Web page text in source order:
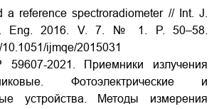
a reference spectroradiometer // Int. J.
Eng. 2016. V. 7. № 1. P. 50–58.
ijmqe/2015031
2021. Приемники излучения
Фотоэлектрические и
устройства. Методы измерения